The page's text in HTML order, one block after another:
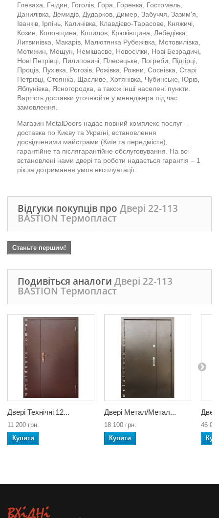
Глеваха, Гнідин, Гоголів, Гора, Горенка, Гостомель,
Данилівка, Демидів, Дударков, Димер, Забуччя, Зазим'я,
Іванків, Ірпінь, Калинівка, Клавдієво-Тарасове, Княжичі,
Козин, Колонщина, Копилов, Крюківщина, Лебедівка,
Литвинівка, Макарів, Малютянка Рубежівка, Мотовилівка,
Мотижин, Мощун, Немішаєве, Новосілки, Нові Безрадичі,
Нові Петрівці, Пилиповичі, Плесецьке, Погреби, Підгірці,
Проців, Пухівка, Рогозів, Рожівка, Рожни, Соснівка, Старі
Петрівці, Стоянка, Щасливе, Хотянівка, Чубинське, Юрів,
Яблунівка, Ясногородка, а також інші населені пункти.
Вартість доставки уточнюйте у менеджера під час
замовлення.
Магазин MetalDoors надає повний комплекс послуг –
доставка по Києву та Україні, встановлення
досвідченими майстрами (Київ та передмістя),
гарантійне та післягарантійне обслуговування. На всі
встановлені нами двері та роботи надається гарантія – 1
рік за дотримання умов експлуатації.
Відгуки покупців про Двері 22-113
BASTION Термопласт
Станьте першим!
Подивіться аналоги Двері 22-113
BASTION Термопласт
Двері Технічні 12...
11 200 грн.
Купити
Двері Метал/Метал...
18 100 грн.
Купити
46